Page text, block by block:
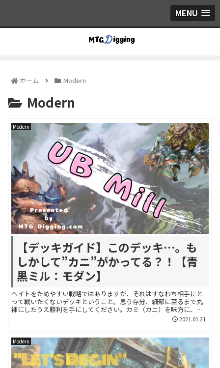
MENU
ホーム Modern
Modern
Modern
【デッキガイド】このデッキ…。も
しかして”カニ”がかってる？！【青
黒ミル：モダン】
ヘイトをためやすい戦略ではありますが、それはすなわち相手にと
って戦いたくないデッキということ。思う存分、細部に至るまで丸
裸にしたうえ勝利を手にしてください。カミ（カニ）を味方に、モ
2021.01.21
Modern